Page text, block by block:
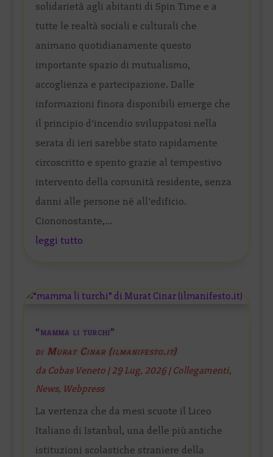
solidarietà agli abitanti di Spin Time e a
tutte le realtà sociali e culturali che
animano quotidianamente questo
importante spazio di mutualismo,
accoglienza e partecipazione. Dalle
informazioni finora disponibili emerge che
il principio d'incendio sviluppatosi nella
serata di ieri sarebbe stato rapidamente
circoscritto e spento grazie al tempestivo
intervento della comunità residente, senza
danni alle persone né all'edificio.
Ciononostante,...
leggi tutto
“mamma li turchi”
di Murat Cinar (ilmanifesto.it)
da Cobas Veneto |29 Lug, 2026| Collegamenti,
News, Webpress
La vertenza che da mesi scuote il Liceo
Italiano di Istanbul, una delle più antiche
istituzioni scolastiche straniere della